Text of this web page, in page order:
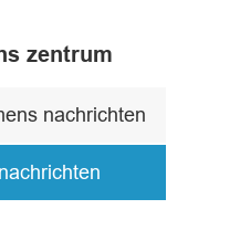
zentrum
nachrichten